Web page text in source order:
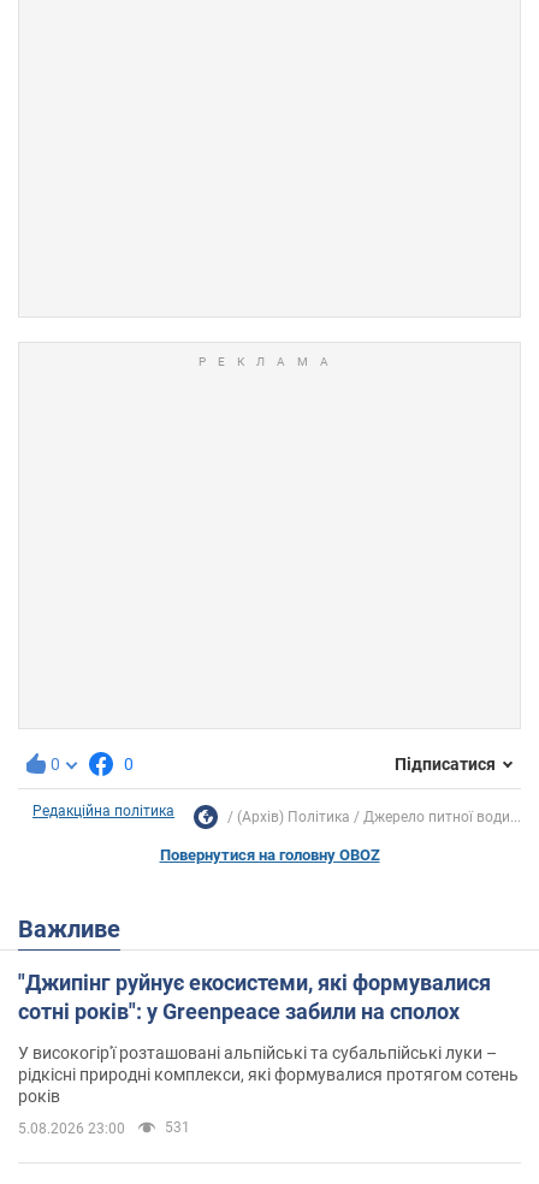
0 0 Підписатися
Редакційна політика (Архів) Політика Джерело питної води...
Повернутися на головну OBOZ
Важливе
"Джипінг руйнує екосистеми, які формувалися
сотні років": у Greenpeace забили на сполох
У високогір'ї розташовані альпійські та субальпійські луки –
рідкісні природні комплекси, які формувалися протягом сотень
років
5.08.2026 23:00 531